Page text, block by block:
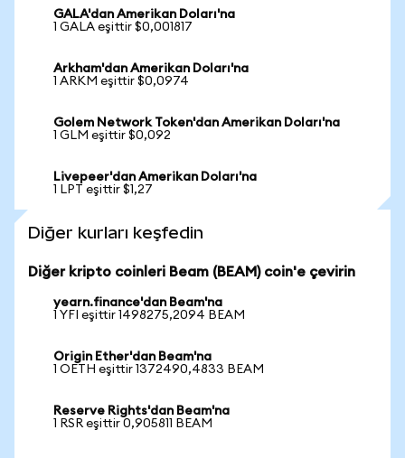
GALA'dan Amerikan Doları'na
1 GALA eşittir $0,001817
Arkham'dan Amerikan Doları'na
1 ARKM eşittir $0,0974
Golem Network Token'dan Amerikan Doları'na
1 GLM eşittir $0,092
Livepeer'dan Amerikan Doları'na
1 LPT eşittir $1,27
Diğer kurları keşfedin
Diğer kripto coinleri Beam (BEAM) coin'e çevirin
yearn.finance'dan Beam'na
1 YFI eşittir 1498275,2094 BEAM
Origin Ether'dan Beam'na
1 OETH eşittir 1372490,4833 BEAM
Reserve Rights'dan Beam'na
1 RSR eşittir 0,905811 BEAM